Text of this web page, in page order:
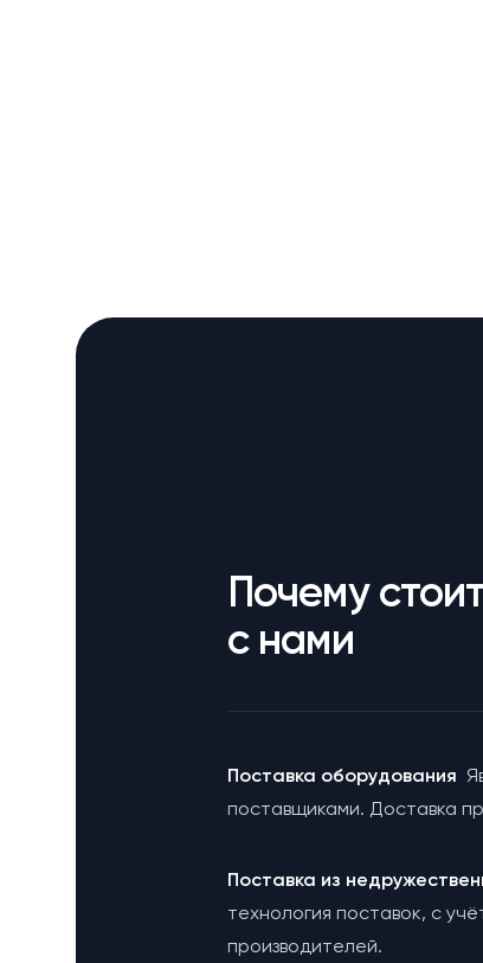
Почему
с нами
Поставка оборудования
поставщиками. Доставка
Поставка из
технология поставок, с
производителей.